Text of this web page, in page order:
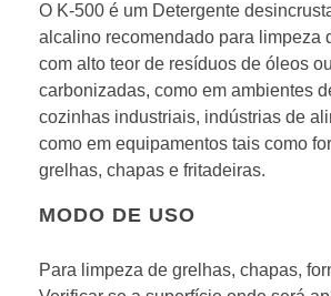
O K-500 é um Detergente
alcalino recomendado para limpeza
com alto teor de resíduos de óleos
carbonizadas, como em ambientes
cozinhas industriais, indústrias de
como em equipamentos tais como
grelhas, chapas e fritadeiras.
MODO DE USO
Para limpeza de grelhas, chapas,